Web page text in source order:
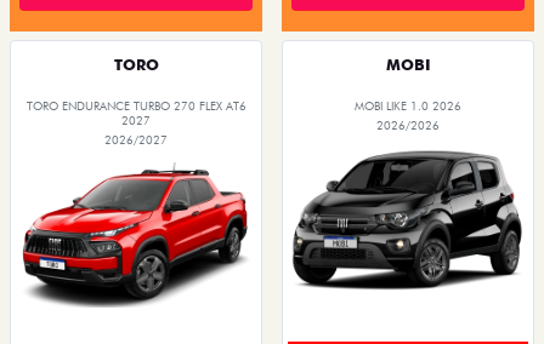
TORO
TORO ENDURANCE TURBO 270 FLEX AT6
2027
2026/2027
MOBI
MOBI LIKE 1.0 2026
2026/2026